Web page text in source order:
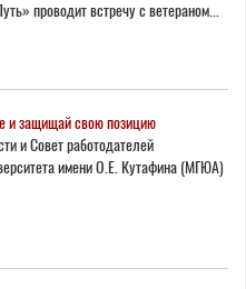
проводит встречу с ветераном...
и защищай свою позицию
и Совет работодателей
имени О.Е. Кутафина (МГЮА)